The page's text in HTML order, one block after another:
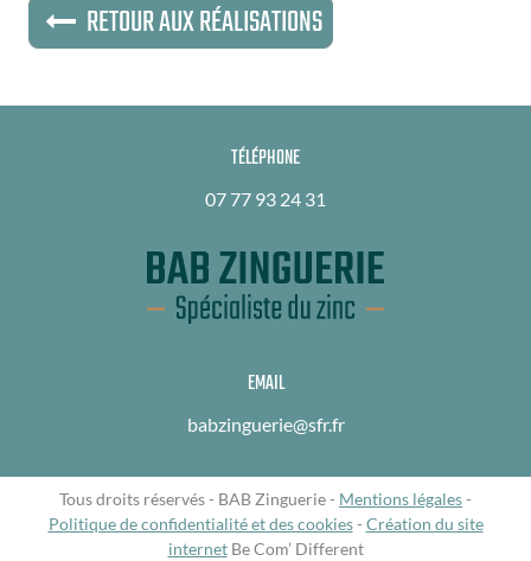
RETOUR AUX RÉALISATIONS
TÉLÉPHONE
07 77 93 24 31
EMAIL
babzinguerie@sfr.fr
Tous droits réservés - BAB Zinguerie - Mentions légales-
Politique de confidentialité et des cookies- Création du site
internetBe Com’ Different